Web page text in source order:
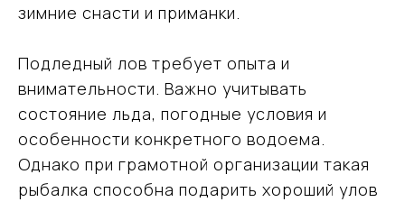
зимние снасти и приманки.
Подледный лов требует опыта и
внимательности. Важно учитывать
состояние льда, погодные условия и
особенности конкретного водоема.
Однако при грамотной организации такая
рыбалка способна подарить хороший улов